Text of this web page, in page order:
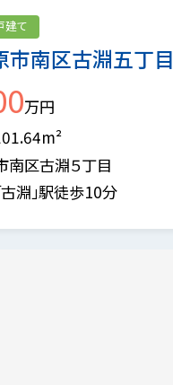
市南区古淵五丁目
建て
万円
南区古淵５丁目
淵」駅徒歩10分